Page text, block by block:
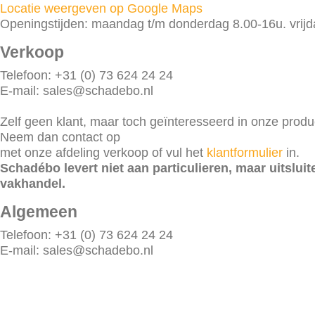
Locatie weergeven op Google Maps
Openingstijden: maandag t/m donderdag 8.00-16u.
Verkoop
Telefoon: +31 (0) 73 624 24 24
E-mail: sales@schadebo.nl
Zelf geen klant, maar toch geïnteresseerd in onze
Neem dan contact op
met onze afdeling verkoop of vul het klantformulier in.
Schadébo levert niet aan particulieren, maar
vakhandel.
Algemeen
Telefoon: +31 (0) 73 624 24 24
E-mail: sales@schadebo.nl